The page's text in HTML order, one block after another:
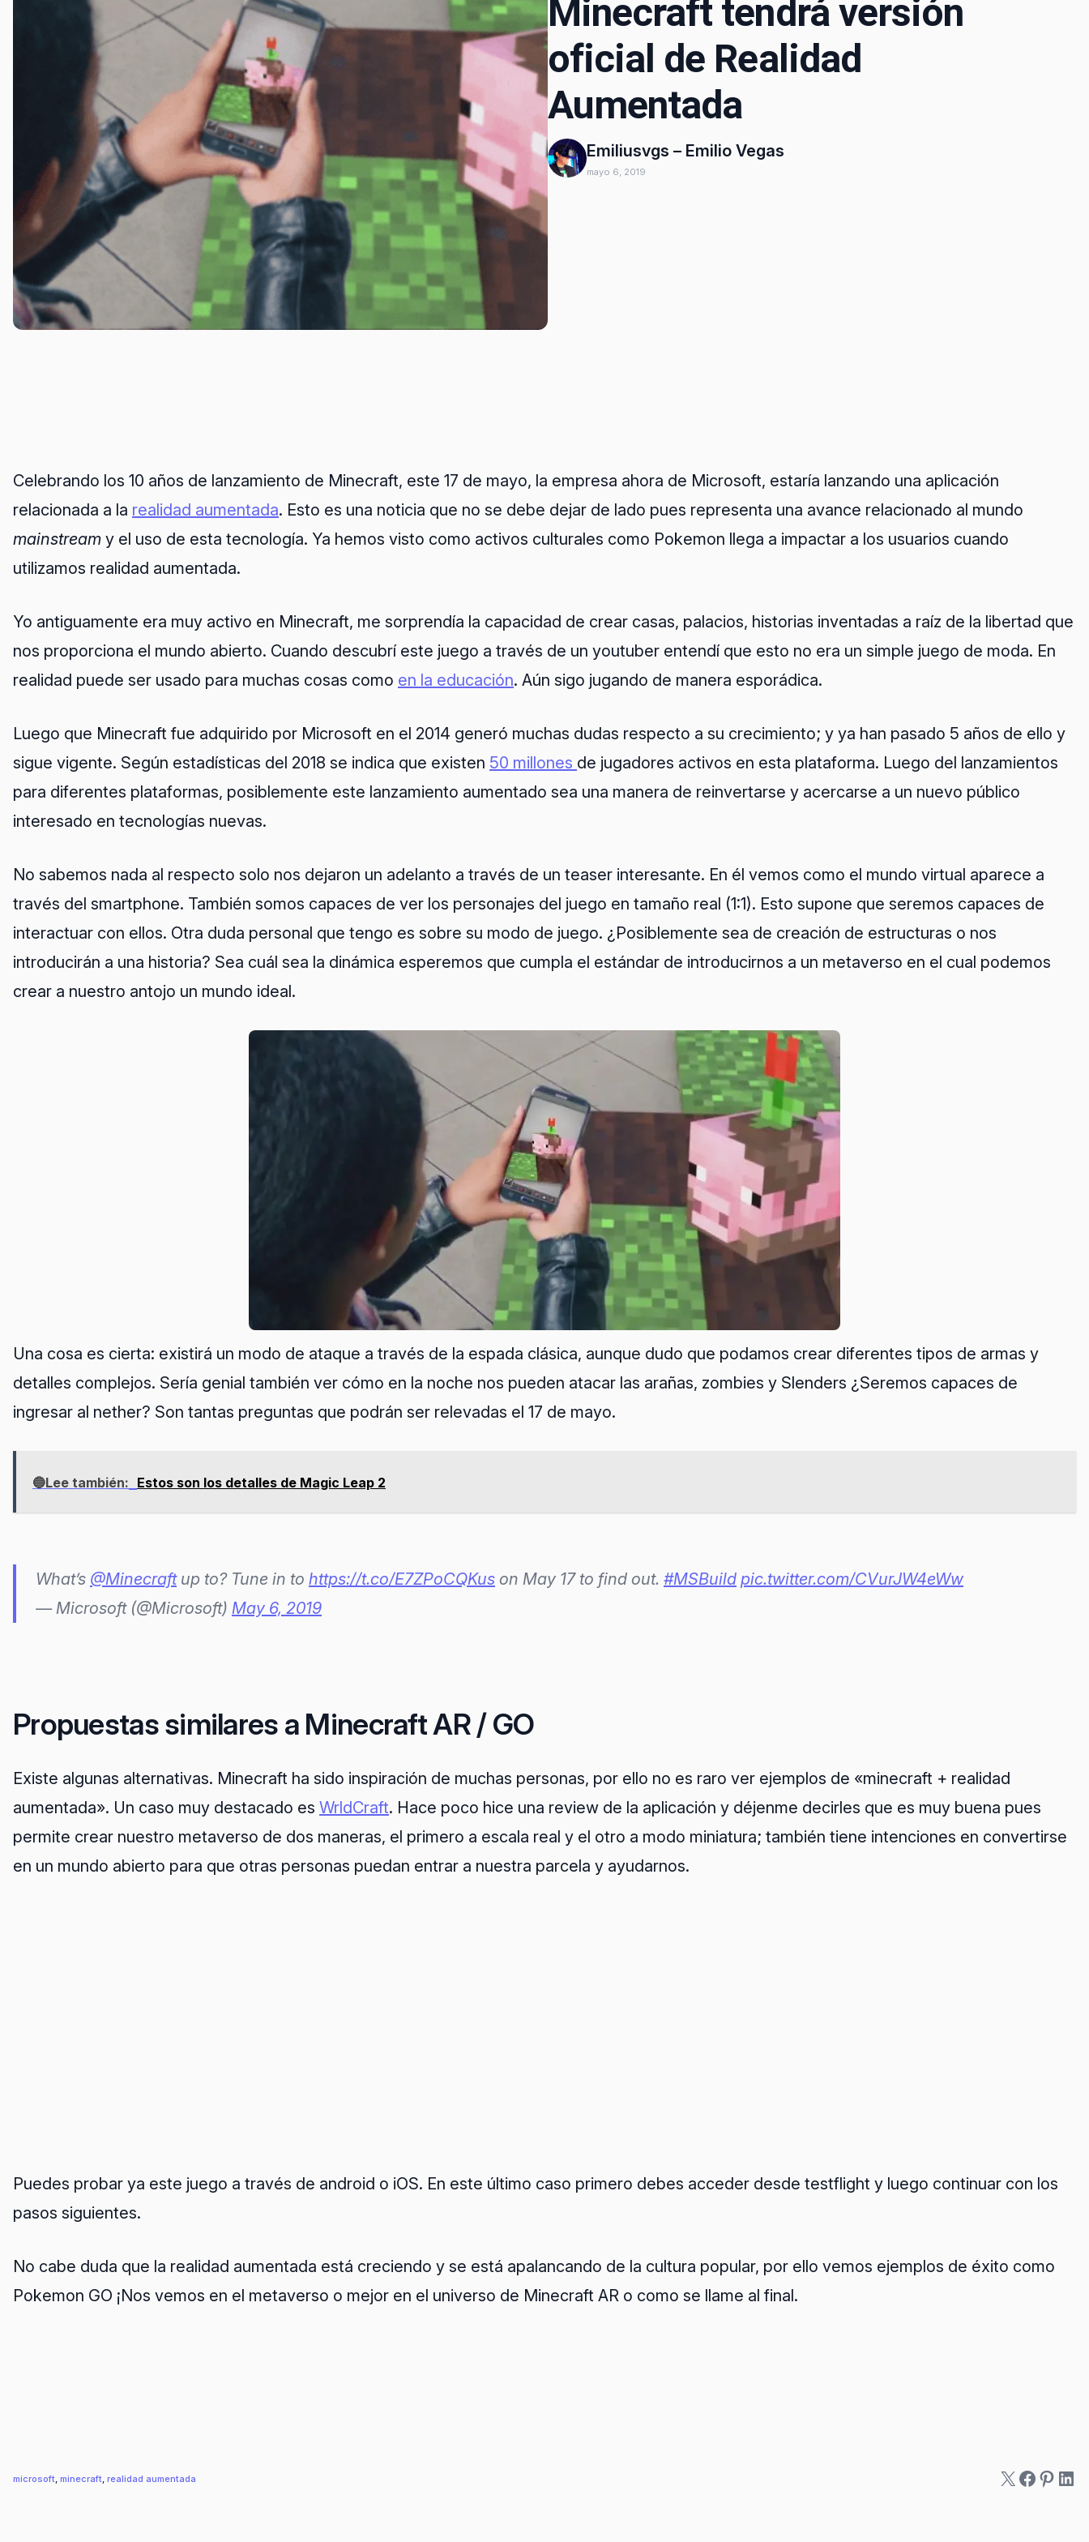
Minecraft tendrá versión
oficial de Realidad
Aumentada
Emiliusvgs – Emilio Vegas
mayo 6, 2019
Celebrando los 10 años de lanzamiento de Minecraft, este 17 de mayo, la empresa ahora de Microsoft, estaría lanzando una aplicación
relacionada a la realidad aumentada. Esto es una noticia que no se debe dejar de lado pues representa una avance relacionado al mundo
mainstream y el uso de esta tecnología. Ya hemos visto como activos culturales como Pokemon llega a impactar a los usuarios cuando
utilizamos realidad aumentada.
Yo antiguamente era muy activo en Minecraft, me sorprendía la capacidad de crear casas, palacios, historias inventadas a raíz de la libertad que
nos proporciona el mundo abierto. Cuando descubrí este juego a través de un youtuber entendí que esto no era un simple juego de moda. En
realidad puede ser usado para muchas cosas como en la educación. Aún sigo jugando de manera esporádica.
Luego que Minecraft fue adquirido por Microsoft en el 2014 generó muchas dudas respecto a su crecimiento; y ya han pasado 5 años de ello y
sigue vigente. Según estadísticas del 2018 se indica que existen 50 millones de jugadores activos en esta plataforma. Luego del lanzamientos
para diferentes plataformas, posiblemente este lanzamiento aumentado sea una manera de reinvertarse y acercarse a un nuevo público
interesado en tecnologías nuevas.
No sabemos nada al respecto solo nos dejaron un adelanto a través de un teaser interesante. En él vemos como el mundo virtual aparece a
través del smartphone. También somos capaces de ver los personajes del juego en tamaño real (1:1). Esto supone que seremos capaces de
interactuar con ellos. Otra duda personal que tengo es sobre su modo de juego. ¿Posiblemente sea de creación de estructuras o nos
introducirán a una historia? Sea cuál sea la dinámica esperemos que cumpla el estándar de introducirnos a un metaverso en el cual podemos
crear a nuestro antojo un mundo ideal.
Una cosa es cierta: existirá un modo de ataque a través de la espada clásica, aunque dudo que podamos crear diferentes tipos de armas y
detalles complejos. Sería genial también ver cómo en la noche nos pueden atacar las arañas, zombies y Slenders ¿Seremos capaces de
ingresar al nether? Son tantas preguntas que podrán ser relevadas el 17 de mayo.
🔵Lee también: Estos son los detalles de Magic Leap 2
What’s @Minecraftup to? Tune in to https://t.co/E7ZPoCQKus on May 17 to find out. #MSBuild pic.twitter.com/CVurJW4eWw
— Microsoft (@Microsoft) May 6, 2019
Propuestas similares a Minecraft AR / GO
Existe algunas alternativas. Minecraft ha sido inspiración de muchas personas, por ello no es raro ver ejemplos de «minecraft + realidad
aumentada». Un caso muy destacado es WrldCraft. Hace poco hice una review de la aplicación y déjenme decirles que es muy buena pues
permite crear nuestro metaverso de dos maneras, el primero a escala real y el otro a modo miniatura; también tiene intenciones en convertirse
en un mundo abierto para que otras personas puedan entrar a nuestra parcela y ayudarnos.
Puedes probar ya este juego a través de android o iOS. En este último caso primero debes acceder desde testflight y luego continuar con los
pasos siguientes.
No cabe duda que la realidad aumentada está creciendo y se está apalancando de la cultura popular, por ello vemos ejemplos de éxito como
Pokemon GO ¡Nos vemos en el metaverso o mejor en el universo de Minecraft AR o como se llame al final.
microsoft, minecraft, realidad aumentada X